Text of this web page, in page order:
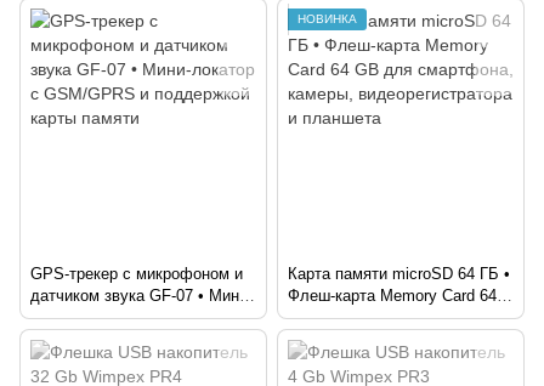
GPS-трекер с микрофоном и
датчиком звука GF-07 • Мини-
локатор с GSM/GPRS и
поддержкой карты памяти
НОВИНКА
Карта памяти microSD 64 ГБ •
Флеш-карта Memory Card 64
GB для смартфона, камеры,
видеорегистратора и
планшета